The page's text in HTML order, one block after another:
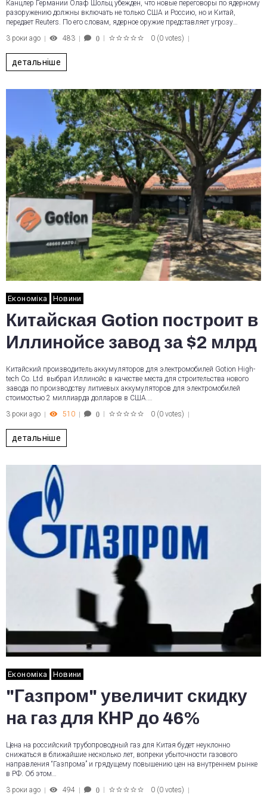
Канцлер Германии Олаф Шольц убежден, что новые переговоры по ядерному
разоружению должны включать не только США и Россию, но и Китай,
передает Reuters. По его словам, ядерное оружие представляет угрозу…
3 роки ago
483 0 0 (0 votes)
детальніше
Економіка Новини
Китайская Gotion построит в
Иллинойсе завод за $2 млрд
Китайский производитель аккумуляторов для электромобилей Gotion High-
tech Co. Ltd. выбрал Иллинойс в качестве места для строительства нового
завода по производству литиевых аккумуляторов для электромобилей
стоимостью 2 миллиарда долларов в США.…
3 роки ago
510 0 0 (0 votes)
детальніше
Економіка Новини
"Газпром" увеличит скидку
на газ для КНР до 46%
Цена на российский трубопроводный газ для Китая будет неуклонно
снижаться в ближайшие несколько лет, вопреки убыточности газового
направления “Газпрома” и грядущему повышению цен на внутреннем рынке
в РФ. Об этом…
3 роки ago
494 0 0 (0 votes)